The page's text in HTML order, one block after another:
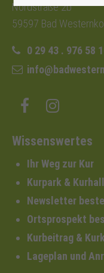
Nordstraße 2b
59597 Bad
0 29 43 . 976 58
Wissenswertes
Ihr Weg zur Kur
Kurpark &
Newsletter
Ortsprospekt
Kurbeitrag &
Lageplan und